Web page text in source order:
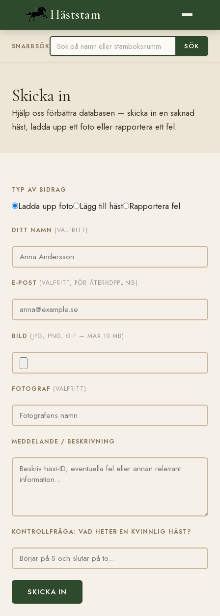
Häststam
SNABBSÖK SÖK
Skicka in
Hjälp oss förbättra databasen — skicka in en saknad
häst, ladda upp ett foto eller rapportera ett fel.
TYP AV BIDRAG
Ladda upp foto Lägg till häst Rapportera fel
DITT NAMN (VALFRITT)
E-POST (VALFRITT, FÖR ÅTERKOPPLING)
BILD (JPG, PNG, GIF — MAX 10 MB)
FOTOGRAF (VALFRITT)
MEDDELANDE / BESKRIVNING
KONTROLLFRÅGA: VAD HETER EN KVINNLIG HÄST?
SKICKA IN